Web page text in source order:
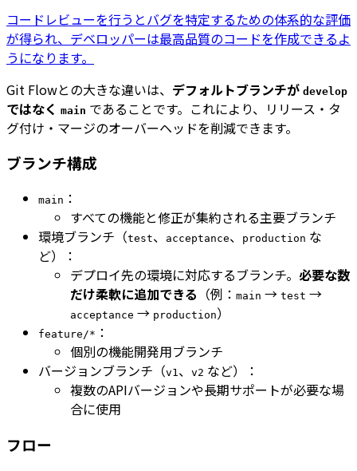
コードレビューを行うとバグを特定するための体系的な評価
が得られ、デベロッパーは最高品質のコードを作成できるよ
うになります。
Git Flowとの大きな違いは、 デフォルトブランチが develop
ではなく main であることです。これにより、リリース・タ
グ付け・マージのオーバーヘッドを削減できます。
ブランチ構成
main ：
すべての機能と修正が集約される主要ブランチ
環境ブランチ（test、 acceptance、 production な
ど）：
デプロイ先の環境に対応するブランチ。 必要な数
だけ柔軟に追加できる （例： main → test →
acceptance → production）
feature/* ：
個別の機能開発用ブランチ
バージョンブランチ（v1、 v2 など）：
複数のAPIバージョンや長期サポートが必要な場
合に使用
フロー